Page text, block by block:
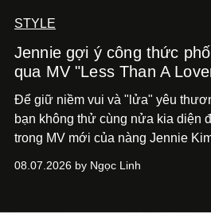
STYLE
Jennie gợi ý công thức
qua MV "Less Than A
Để giữ niềm vui và "lửa" yêu
bạn không thử cùng nửa kia diện
trong MV mới của nàng Jennie
08.07.2026 by Ngọc Linh